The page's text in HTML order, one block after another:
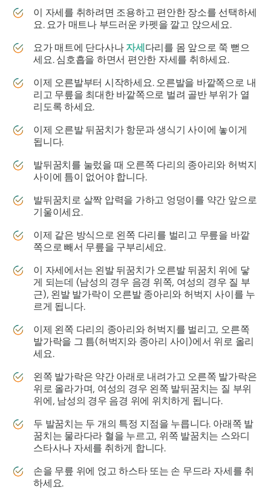
이 자세를 취하려면 조용하고 편안한 장소를 선택하세
요. 요가 매트나 부드러운 카펫을 깔고 앉으세요.
요가 매트에 단다사나자세 다리를 몸 앞으로 쭉 뻗으
세요. 심호흡을 하면서 편안한 자세를 취하세요.
이제 오른발부터 시작하세요. 오른발을 바깥쪽으로 내
리고 무릎을 최대한 바깥쪽으로 벌려 골반 부위가 열
리도록 하세요.
이제 오른발 뒤꿈치가 항문과 생식기 사이에 놓이게
됩니다.
발뒤꿈치를 눌렀을 때 오른쪽 다리의 종아리와 허벅지
사이에 틈이 없어야 합니다.
발뒤꿈치로 살짝 압력을 가하고 엉덩이를 약간 앞으로
기울이세요.
이제 같은 방식으로 왼쪽 다리를 벌리고 무릎을 바깥
쪽으로 빼서 무릎을 구부리세요.
이 자세에서는 왼발 뒤꿈치가 오른발 뒤꿈치 위에 닿
게 되는데 (남성의 경우 음경 위쪽, 여성의 경우 질 부
근), 왼발 발가락이 오른발 종아리와 허벅지 사이를 누
르게 됩니다.
이제 왼쪽 다리의 종아리와 허벅지를 벌리고, 오른쪽
발가락을 그 틈(허벅지와 종아리 사이)에서 위로 올리
세요.
왼쪽 발가락은 약간 아래로 내려가고 오른쪽 발가락은
위로 올라가며, 여성의 경우 왼쪽 발뒤꿈치는 ​​질 부위
위에, 남성의 경우 음경 위에 위치하게 됩니다.
두 발꿈치는 두 개의 특정 지점을 누릅니다. 아래쪽 발
꿈치는 물라다라 혈을 누르고, 위쪽 발꿈치는 스와디
스타사나 자세를 취하게 합니다.
손을 무릎 위에 얹고 하스타 또는 손 무드라 자세를 취
하세요.